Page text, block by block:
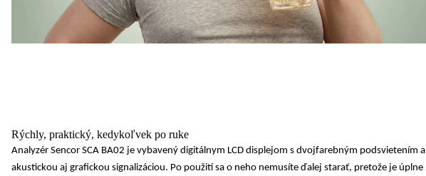
Rýchly, praktický, kedykoľvek po ruke
Analyzér Sencor SCA BA02 je vybavený digitálnym LCD displejom s dvojfarebným podsvietením a
akustickou aj grafickou signalizáciou. Po použití sa o neho nemusíte ďalej starať, pretože je úplne